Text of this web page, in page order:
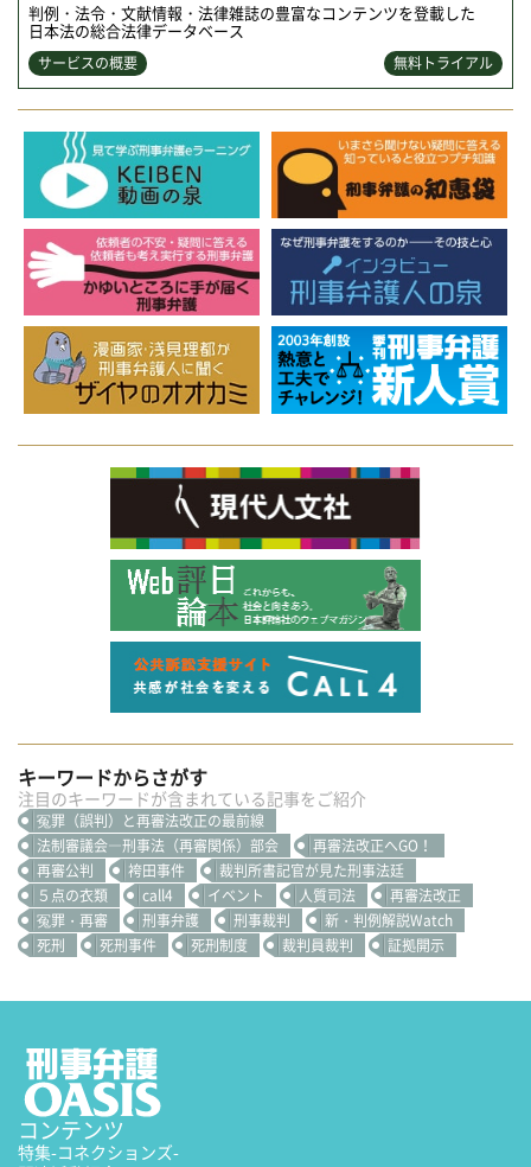
判例・法令・文献情報・法律雑誌の豊富なコンテンツを登載した
日本法の総合法律データベース
サービスの概要 無料トライアル
キーワードからさがす
注目のキーワードが含まれている記事をご紹介
冤罪（誤判）と再審法改正の最前線
法制審議会―刑事法（再審関係）部会
再審法改正へGO！
再審公判
袴田事件
裁判所書記官が見た刑事法廷
５点の衣類
call4 イベント 人質司法
再審法改正
冤罪・再審
刑事弁護 刑事裁判
新・判例解説Watch
死刑
死刑事件 死刑制度 裁判員裁判 証拠開示
コンテンツ
特集-コネクションズ-